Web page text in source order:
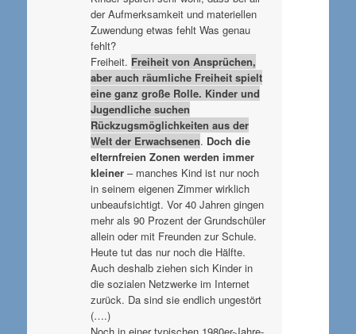
der Aufmerksamkeit und materiellen
Zuwendung etwas fehlt Was genau
fehlt?
Freiheit. Freiheit von Ansprüchen,
aber auch räumliche Freiheit spielt
eine ganz große Rolle. Kinder und
Jugendliche suchen
Rückzugsmöglichkeiten aus der
Welt der Erwachsenen. Doch die
elternfreien Zonen werden immer
kleiner– manches Kind ist nur noch
in seinem eigenen Zimmer wirklich
unbeaufsichtigt. Vor 40 Jahren gingen
mehr als 90 Prozent der Grundschüler
allein oder mit Freunden zur Schule.
Heute tut das nur noch die Hälfte.
Auch deshalb ziehen sich Kinder in
die sozialen Netzwerke im Internet
zurück. Da sind sie endlich ungestört
(….)
Noch in einer typischen 1980er-Jahre-